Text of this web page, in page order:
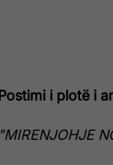
Postimi i plotë i
"MIRENJOHJE